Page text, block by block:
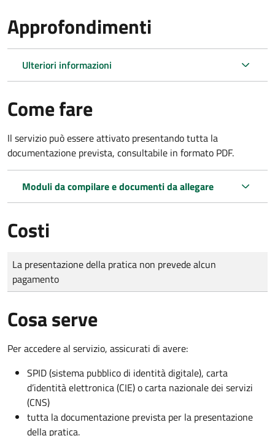
Approfondimenti
Ulteriori informazioni
Come fare
Il servizio può essere attivato presentando tutta la
documentazione prevista, consultabile in formato PDF.
Moduli da compilare e documenti da allegare
Costi
Tipo di pagamento
Importo
La presentazione della pratica non prevede alcun
pagamento
Cosa serve
Per accedere al servizio, assicurati di avere:
SPID (sistema pubblico di identità digitale), carta
d’identità elettronica (CIE) o carta nazionale dei servizi
(CNS)
tutta la documentazione prevista per la presentazione
della pratica.